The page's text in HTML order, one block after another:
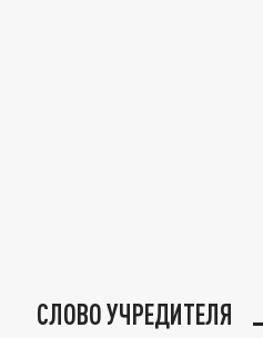
СЛОВО УЧРЕДИТЕЛЯ